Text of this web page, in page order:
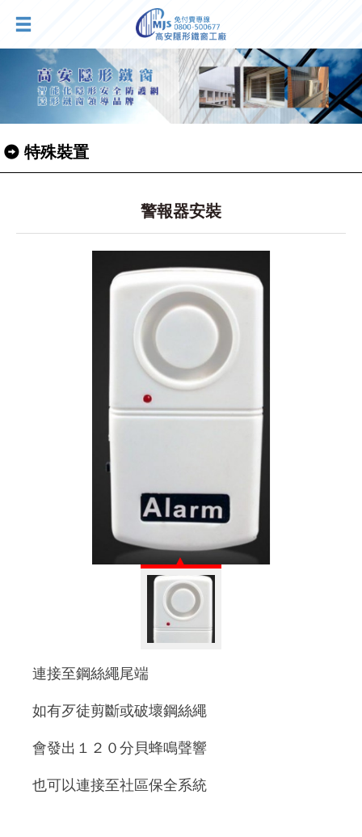
特殊裝置
警報器安裝
連接至鋼絲繩尾端
如有歹徒剪斷或破壞鋼絲繩
會發出１２０分貝蜂鳴聲響
也可以連接至社區保全系統